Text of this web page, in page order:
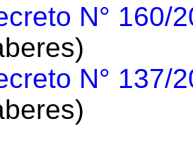
N° 160/
N° 137/